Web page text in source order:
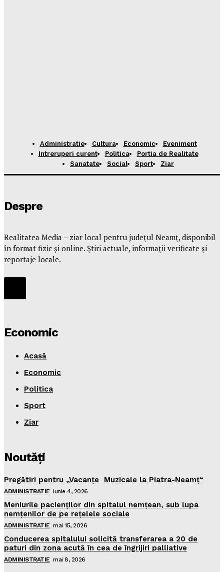
Administratie Cultura Economic
Eveniment
Intreruperi curent
Politica
Portia de Realitate
Sanatate
Social Sport Ziar
Despre
Realitatea Media – ziar local pentru județul Neamț, disponibil
în format fizic și online. Știri actuale, informații verificate și
reportaje locale.
Economic
Acasă
Economic
Politica
Sport
Ziar
Noutăţi
Pregătiri pentru „Vacanţe Muzicale la Piatra-Neamţ“
ADMINISTRATIE iunie 4, 2026
Meniurile pacienţilor din spitalul nemţean, sub lupa
nemţenilor de pe reţelele sociale
ADMINISTRATIE mai 15, 2026
Conducerea spitalului solicită transferarea a 20 de
paturi din zona acută în cea de îngrijiri palliative
ADMINISTRATIE mai 8, 2026